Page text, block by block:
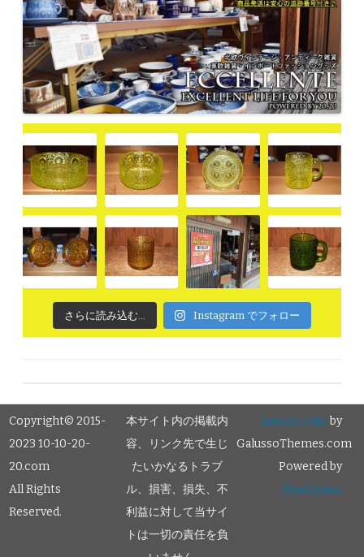
さらに読み込む... Instagram でフォロー
Copyright© 2015-
2023 10-10-20-
20.com
All Rights
Reserved.
本サイト内の掲載内
容、リンク先で生じ
たいかなるトラブ
ル、損害、損失、不
利益に対して当サイ
トは一切の責任を負
ZeroGravityby
GalussoThemes.com
Powered by
WordPress